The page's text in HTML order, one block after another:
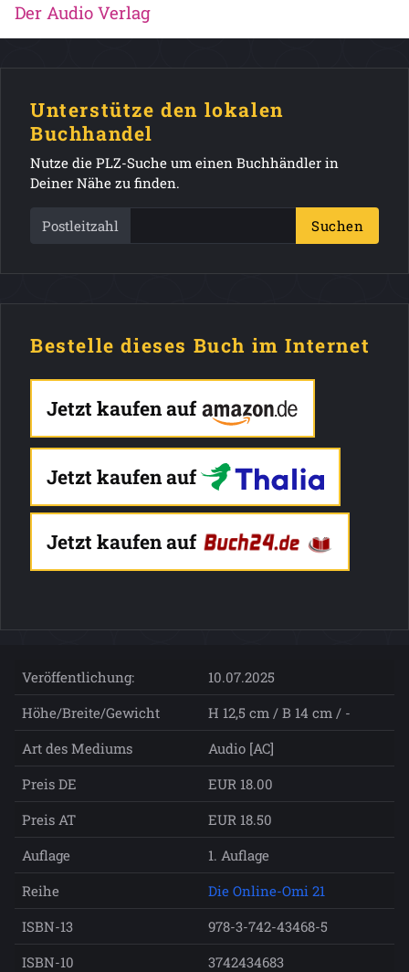
Der Audio Verlag
Unterstütze den lokalen
Buchhandel
Nutze die PLZ-Suche um einen Buchhändler in
Deiner Nähe zu finden.
Postleitzahl Suchen
Bestelle dieses Buch im Internet
Jetzt kaufen auf
Jetzt kaufen auf
Jetzt kaufen auf
Veröffentlichung:
10.07.2025
Höhe/Breite/Gewicht
H 12,5 cm / B 14 cm / -
Art des Mediums
Audio [AC]
Preis DE
EUR 18.00
Preis AT
EUR 18.50
Auflage
1. Auflage
Reihe
Die Online-Omi 21
ISBN-13
978-3-742-43468-5
ISBN-10
3742434683